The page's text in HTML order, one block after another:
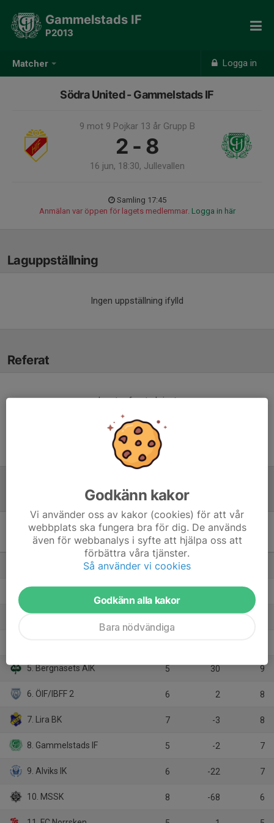
Matcher Logga in
Gammelstads IF
P2013
Södra United - Gammelstads IF
9 mot 9 Pojkar 13 år Grupp B
2 - 8
16 jun, 18:30, Jullevallen
Samling 17:45
Anmälan var öppen för lagets medlemmar. Logga in här
Laguppställning
Ingen uppställning ifylld
Referat
Inget referat skrivet
9 mot 9 Pojkar 13 år Grupp
M +/-
8
2. IFK Luleå Vit
3. Sunderby SK 2
5. Bergnäsets AIK 5 30 9
6. ÖIF/IBFF 2 6 2 8
7. Lira BK 7 -3 8
8. Gammelstads IF 5 -2 7
9. Alviks IK 6 -22 7
10. MSSK 8 -68 6
Godkänn kakor
Vi använder oss av kakor (cookies) för att vår
webbplats ska fungera bra för dig. De används
även för webbanalys i syfte att hjälpa oss att
förbättra våra tjänster.
Så använder vi cookies
Godkänn alla kakor
Bara nödvändiga